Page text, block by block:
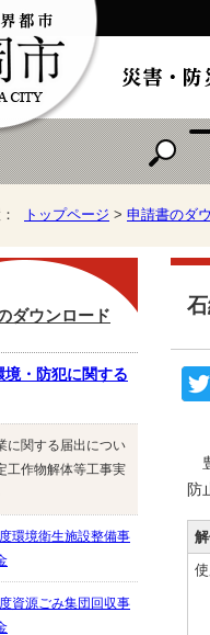
トップページ > 申請書のダ
防
ダウンロード
境・防犯に関する
に関する届出につい
工作物解体等工事実
環境衛生施設整備事
資源ごみ集団回収事